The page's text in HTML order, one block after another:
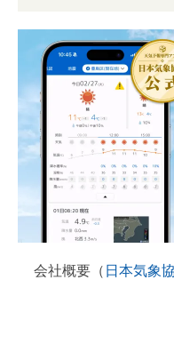
会社概要（ 日本気象